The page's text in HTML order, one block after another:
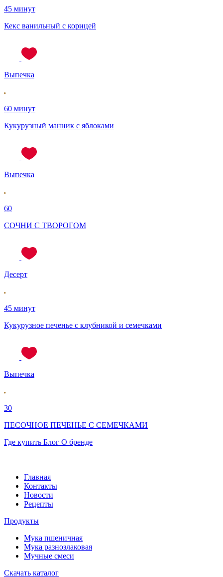
45 минут
Кекс ванильный с корицей
Выпечка
60 минут
Кукурузный манник с яблоками
Выпечка
60
СОЧНИ С ТВОРОГОМ
Десерт
45 минут
Кукурузное печенье с клубникой и семечками
Выпечка
30
ПЕСОЧНОЕ ПЕЧЕНЬЕ С СЕМЕЧКАМИ
Где купить Блог О бренде
Главная
Контакты
Новости
Рецепты
Продукты
Мука пшеничная
Мука разнозлаковая
Мучные смеси
Скачать каталог